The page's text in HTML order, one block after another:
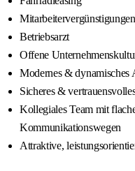
Mitarbeitervergünstigungen
Betriebsarzt
Offene
Modernes & dynamisches
Sicheres &
Kollegiales Team mit
Kommunikationswegen
Attraktive,